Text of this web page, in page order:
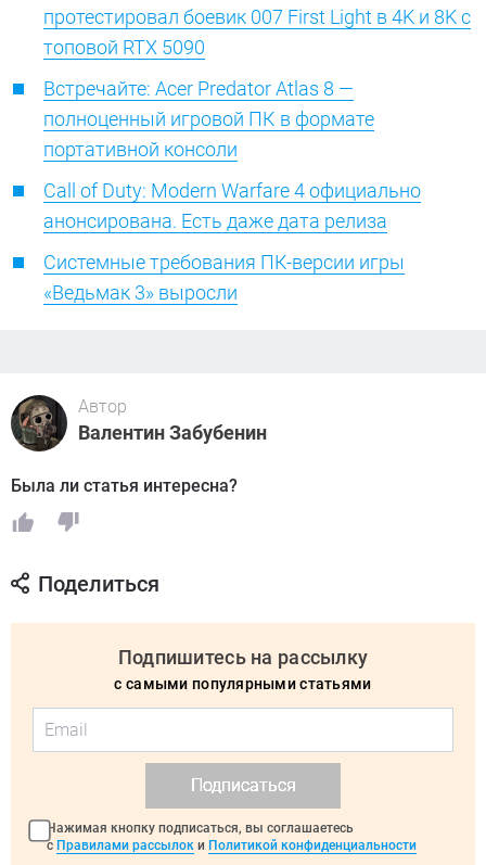
протестировал боевик 007 First Light в 4K и 8K с
топовой RTX 5090
Встречайте: Acer Predator Atlas 8 —
полноценный игровой ПК в формате
портативной консоли
Call of Duty: Modern Warfare 4 официально
анонсирована. Есть даже дата релиза
Системные требования ПК-версии игры
«Ведьмак 3» выросли
Автор
Валентин Забубенин
Была ли статья интересна?
Поделиться
Подпишитесь на рассылку
с самыми популярными статьями
Подписаться
Нажимая кнопку подписаться, вы соглашаетесь
с Правилами рассылок и Политикой конфиденциальности